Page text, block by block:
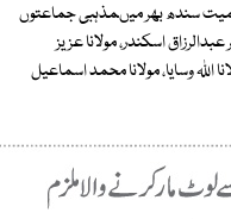
سمیت سندھ بھر میںمذہبی جماعتوں
اسکندر، مولانا عزیز
وسایا، مولانا محمد اسماعیل